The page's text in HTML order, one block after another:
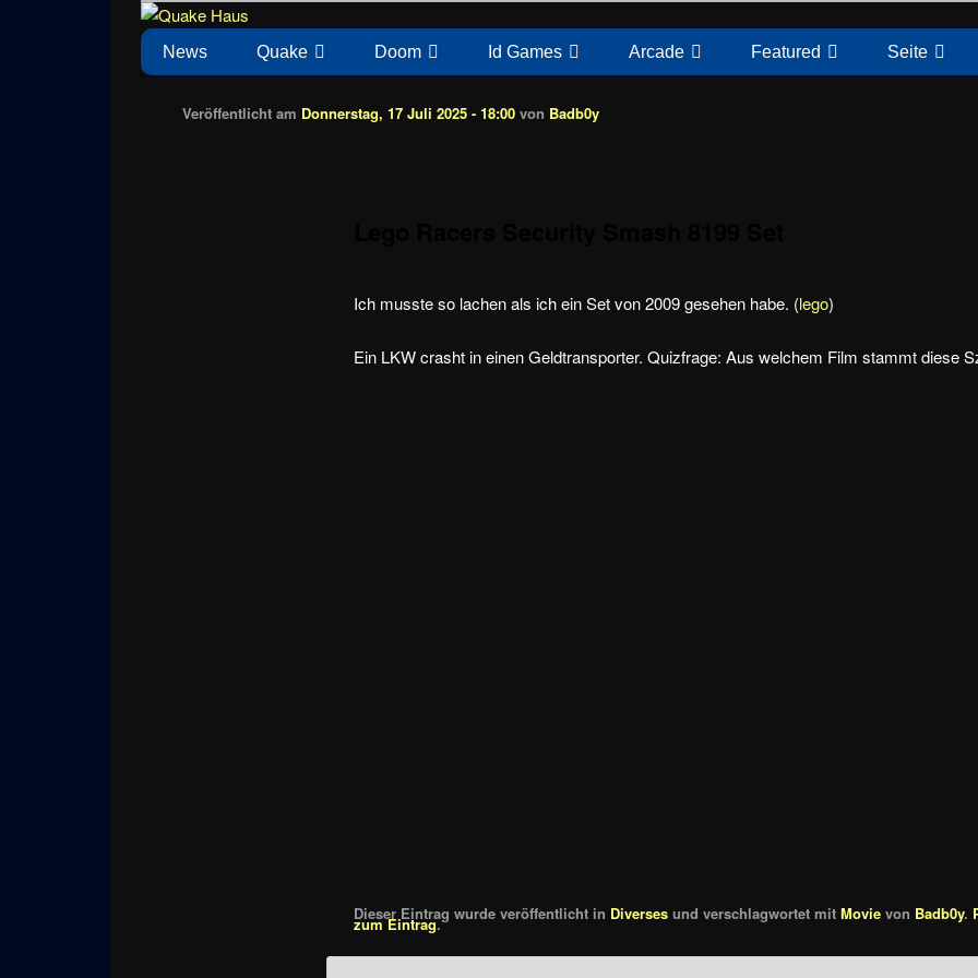
Quake Haus
News zu Quake, Doom, FPS, Arcade
Hauptmenü
News Quake Doom Id Games Arcade Featured Seite
Veröffentlicht am Donnerstag, 17 Juli 2025 - 18:00 von Badb0y
Ich musste so lachen als ich ein Set von 2009 gesehen habe. (lego)
Ein LKW crasht in einen Geldtransporter. Quizfrage: Aus welchem Film stammt diese
Dieser Eintrag wurde veröffentlicht in Diverses und verschlagwortet mitMovie von Badb0y.
zum Eintrag.